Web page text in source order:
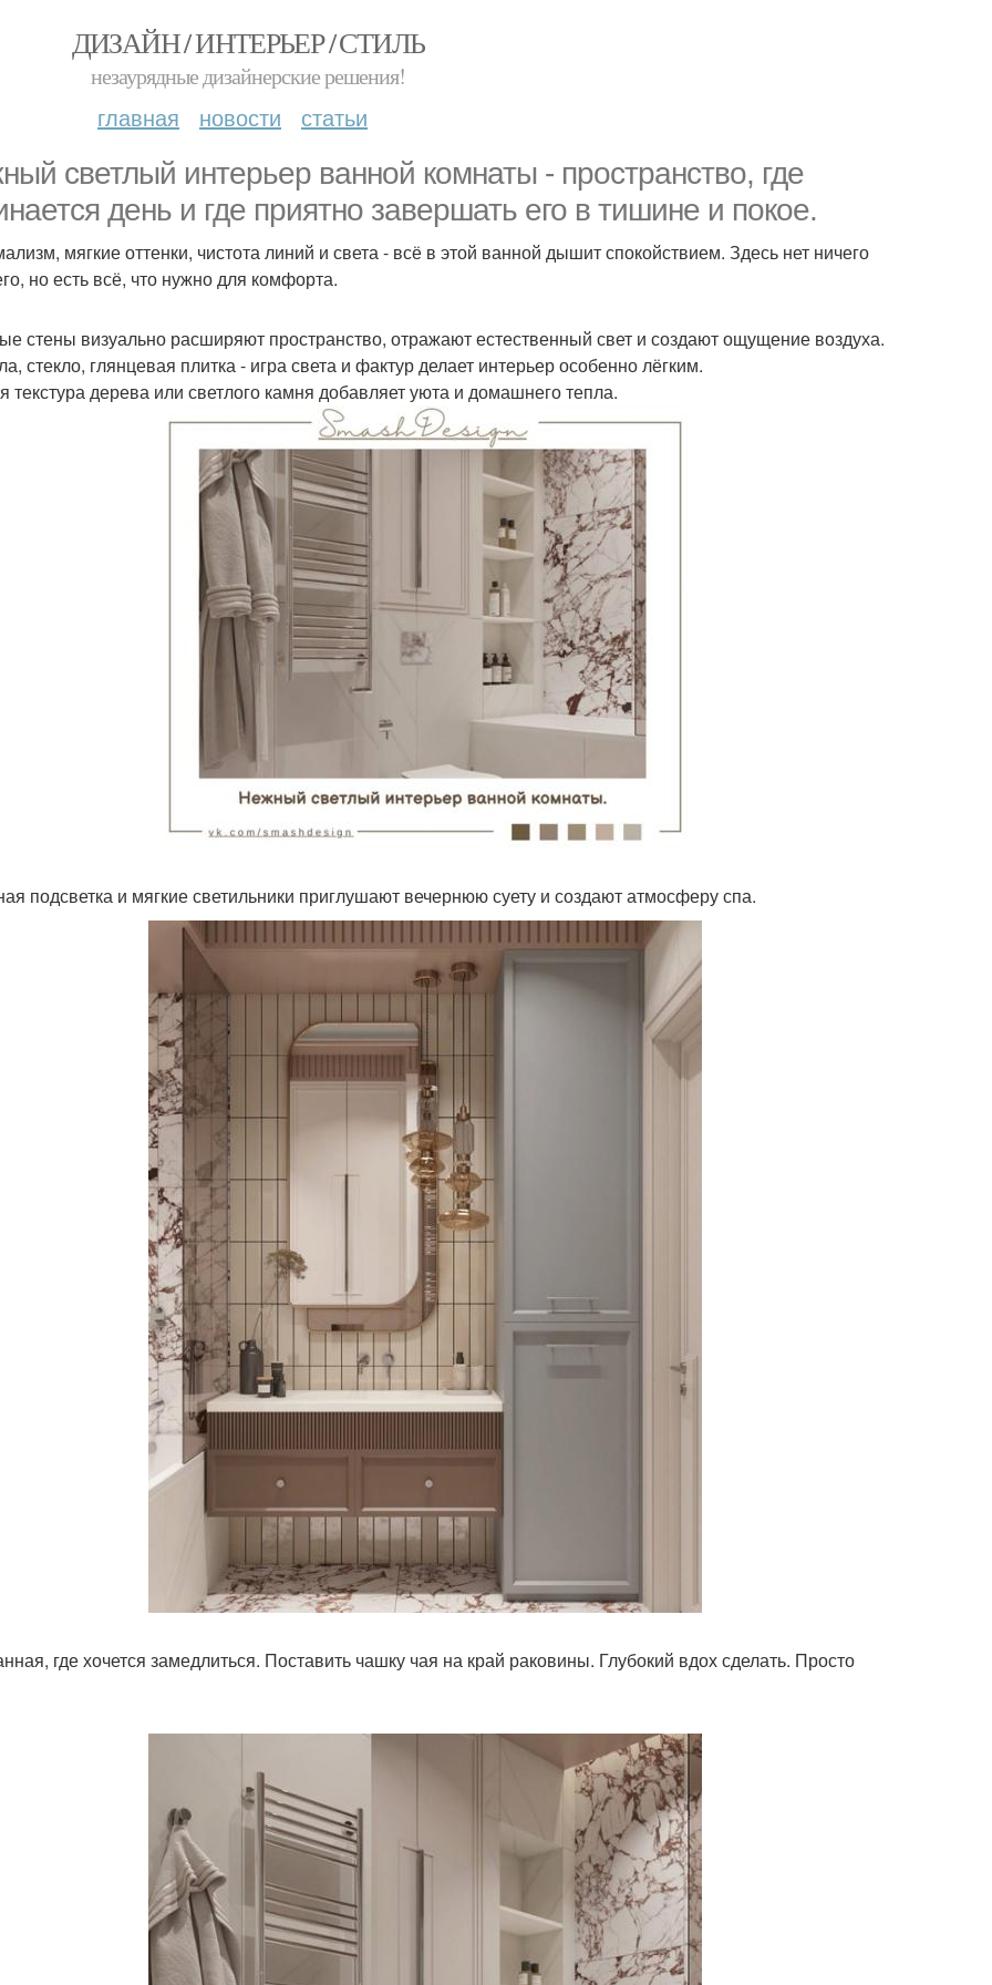
ДИЗАЙН / ИНТЕРЬЕР / СТИЛЬ
незаурядные дизайнерские решения!
главная новости статьи
светлый интерьер ванной комнаты - пространство, где
день и где приятно завершать его в тишине и покое.
мягкие оттенки, чистота линий и света - всё в этой ванной дышит спокойствием. Здесь нет ничего
но есть всё, что нужно для комфорта.
стены визуально расширяют пространство, отражают естественный свет и создают ощущение воздуха.
стекло, глянцевая плитка - игра света и фактур делает интерьер особенно лёгким.
текстура дерева или светлого камня добавляет уюта и домашнего тепла.
подсветка и мягкие светильники приглушают вечернюю суету и создают атмосферу спа.
где хочется замедлиться. Поставить чашку чая на край раковины. Глубокий вдох сделать. Просто